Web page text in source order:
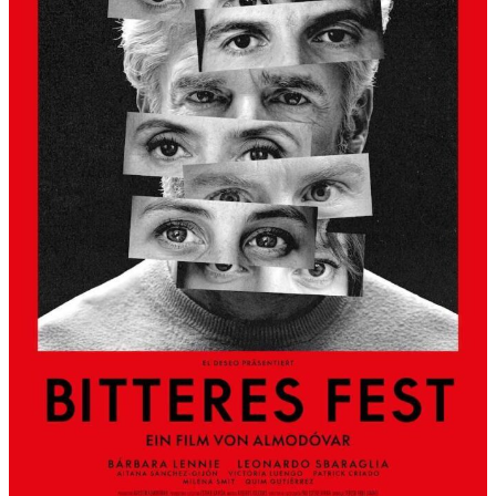
S
L
B
E
R
G
A
L
S
K
Ü
N
S
T
L
H
A
U
S